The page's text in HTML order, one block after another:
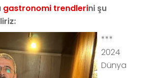
gastronomi trendlerini şu
***
2024
Dünya